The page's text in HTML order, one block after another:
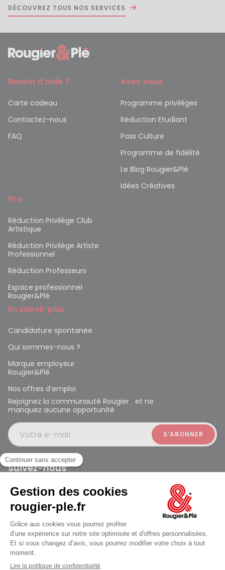
DÉCOUVREZ TOUS NOS SERVICES
Besoin d’aide ?
Carte cadeau
Contactez-nous
FAQ
Avec vous
Programme privilèges
Réduction Etudiant
Pass Culture
Programme de fidélité
Le Blog Rougier&Plé
Idées Créatives
Pro
Réduction Privilège Club
Artistique
Réduction Privilège Artiste
Professionnel
Réduction Professeurs
Espace professionnel
Rougier&Plé
En savoir plus
Candidature spontanée
Qui sommes-nous ?
Marque employeur
Rougier&Plé
Nos offres d’emploi
Rejoignez la communauté Rougier et ne
manquez aucune opportunité
Votre e-mail
Suivez-nous
Rougier et Plé 2024 Copyright